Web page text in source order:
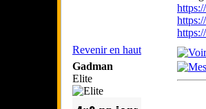
Revenir en haut
Gadman
Elite